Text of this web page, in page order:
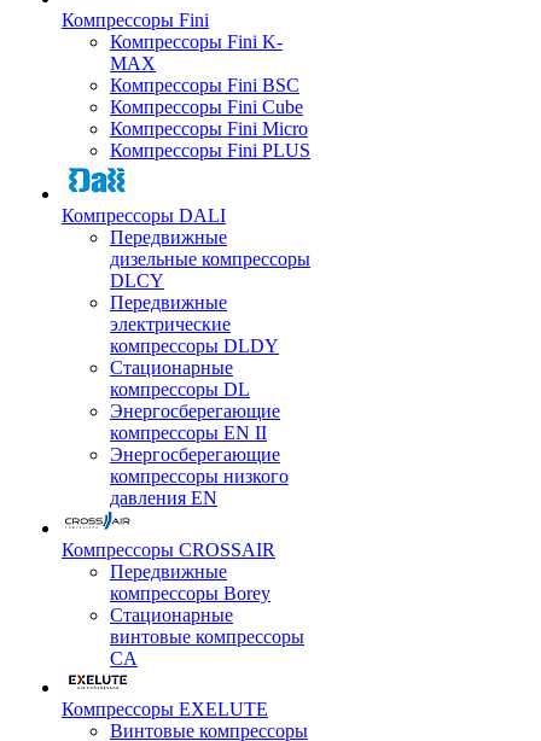
Компрессоры Fini
Компрессоры Fini K-
MAX
Компрессоры Fini BSC
Компрессоры Fini Cube
Компрессоры Fini Micro
Компрессоры Fini PLUS
Компрессоры DALI
Передвижные
дизельные компрессоры
DLCY
Передвижные
электрические
компрессоры DLDY
Стационарные
компрессоры DL
Энергосберегающие
компрессоры EN II
Энергосберегающие
компрессоры низкого
давления EN
Компрессоры CROSSAIR
Передвижные
компрессоры Borey
Стационарные
винтовые компрессоры
CA
Компрессоры EXELUTE
Винтовые компрессоры